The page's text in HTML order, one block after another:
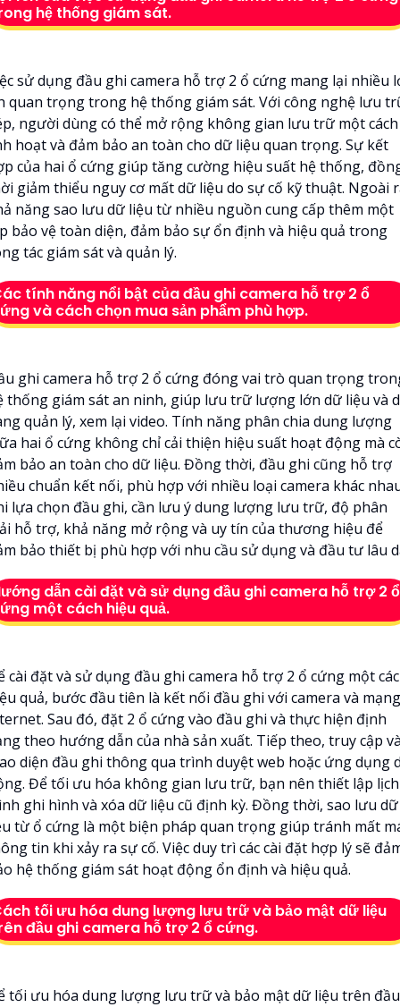
hệ thống giám sát.
sử dụng đầu ghi camera hỗ trợ 2 ổ cứng mang lại nhiều
quan trọng trong hệ thống giám sát. Với công nghệ lưu
người dùng có thể mở rộng không gian lưu trữ một cách
hoạt và đảm bảo an toàn cho dữ liệu quan trọng. Sự kết
của hai ổ cứng giúp tăng cường hiệu suất hệ thống,
giảm thiểu nguy cơ mất dữ liệu do sự cố kỹ thuật. Ngoài
năng sao lưu dữ liệu từ nhiều nguồn cung cấp thêm một
bảo vệ toàn diện, đảm bảo sự ổn định và hiệu quả trong
tác giám sát và quản lý.
tính năng nổi bật của đầu ghi camera hỗ trợ 2 ổ
và cách chọn mua sản phẩm phù hợp.
ghi camera hỗ trợ 2 ổ cứng đóng vai trò quan trọng
thống giám sát an ninh, giúp lưu trữ lượng lớn dữ liệu và
quản lý, xem lại video. Tính năng phân chia dung lượng
hai ổ cứng không chỉ cải thiện hiệu suất hoạt động mà
bảo an toàn cho dữ liệu. Đồng thời, đầu ghi cũng hỗ trợ
chuẩn kết nối, phù hợp với nhiều loại camera khác
lựa chọn đầu ghi, cần lưu ý dung lượng lưu trữ, độ phân
hỗ trợ, khả năng mở rộng và uy tín của thương hiệu để
bảo thiết bị phù hợp với nhu cầu sử dụng và đầu tư lâu
dẫn cài đặt và sử dụng đầu ghi camera hỗ trợ 2 ổ
một cách hiệu quả.
cài đặt và sử dụng đầu ghi camera hỗ trợ 2 ổ cứng một
quả, bước đầu tiên là kết nối đầu ghi với camera và mạng
Sau đó, đặt 2 ổ cứng vào đầu ghi và thực hiện định
theo hướng dẫn của nhà sản xuất. Tiếp theo, truy cập
diện đầu ghi thông qua trình duyệt web hoặc ứng dụng
Để tối ưu hóa không gian lưu trữ, bạn nên thiết lập lịch
ghi hình và xóa dữ liệu cũ định kỳ. Đồng thời, sao lưu dữ
từ ổ cứng là một biện pháp quan trọng giúp tránh mất
tin khi xảy ra sự cố. Việc duy trì các cài đặt hợp lý sẽ
hệ thống giám sát hoạt động ổn định và hiệu quả.
tối ưu hóa dung lượng lưu trữ và bảo mật dữ liệu
đầu ghi camera hỗ trợ 2 ổ cứng.
tối ưu hóa dung lượng lưu trữ và bảo mật dữ liệu trên đầu